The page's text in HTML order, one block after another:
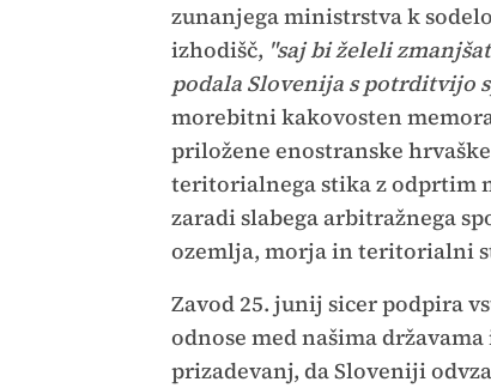
zunanjega ministrstva k
izhodišč, "saj bi želeli
podala Slovenija s potrditvijo
morebitni kakovosten
priložene enostranske
teritorialnega stika z odprtim
zaradi slabega arbitražnega
ozemlja, morja in teritorialni
Zavod 25. junij sicer podpira
odnose med našima
prizadevanj, da Sloveniji